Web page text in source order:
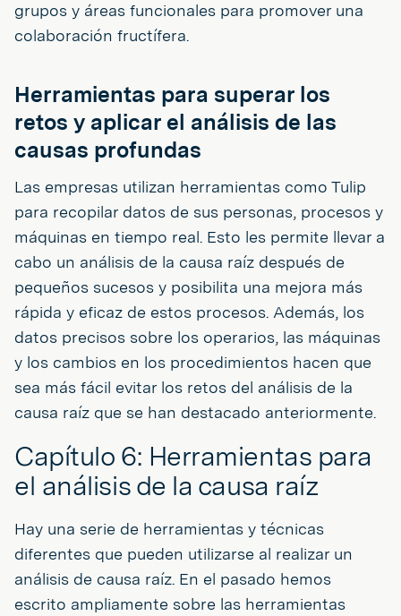
grupos y áreas funcionales para promover una
colaboración fructífera.
Herramientas para superar los
retos y aplicar el análisis de las
causas profundas
Las empresas utilizan herramientas como Tulip
para recopilar datos de sus personas, procesos y
máquinas en tiempo real. Esto les permite llevar a
cabo un análisis de la causa raíz después de
pequeños sucesos y posibilita una mejora más
rápida y eficaz de estos procesos. Además, los
datos precisos sobre los operarios, las máquinas
y los cambios en los procedimientos hacen que
sea más fácil evitar los retos del análisis de la
causa raíz que se han destacado anteriormente.
Capítulo 6: Herramientas para
el análisis de la causa raíz
Hay una serie de herramientas y técnicas
diferentes que pueden utilizarse al realizar un
análisis de causa raíz. En el pasado hemos
escrito ampliamente sobre las herramientas